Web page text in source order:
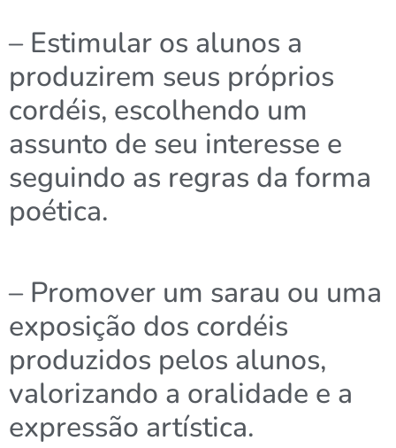
– Estimular os alunos a
produzirem seus próprios
cordéis, escolhendo um
assunto de seu interesse e
seguindo as regras da forma
poética.
– Promover um sarau ou uma
exposição dos cordéis
produzidos pelos alunos,
valorizando a oralidade e a
expressão artística.